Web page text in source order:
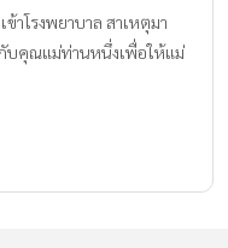
าโรงพยาบาล สาเหตุมา
กับคุณแม่ท่านหนึ่งเพื่อให้แม่